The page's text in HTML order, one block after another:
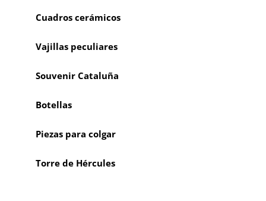
Cuadros cerámicos
Vajillas peculiares
Souvenir Cataluña
Botellas
Piezas para colgar
Torre de Hércules